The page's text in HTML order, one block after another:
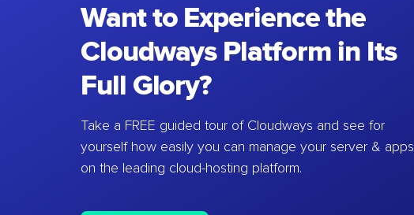
Want to Experience the
Cloudways Platform in Its
Full Glory?
Take a FREE guided tour of Cloudways and see for
yourself how easily you can manage your server & apps
on the leading cloud-hosting platform.